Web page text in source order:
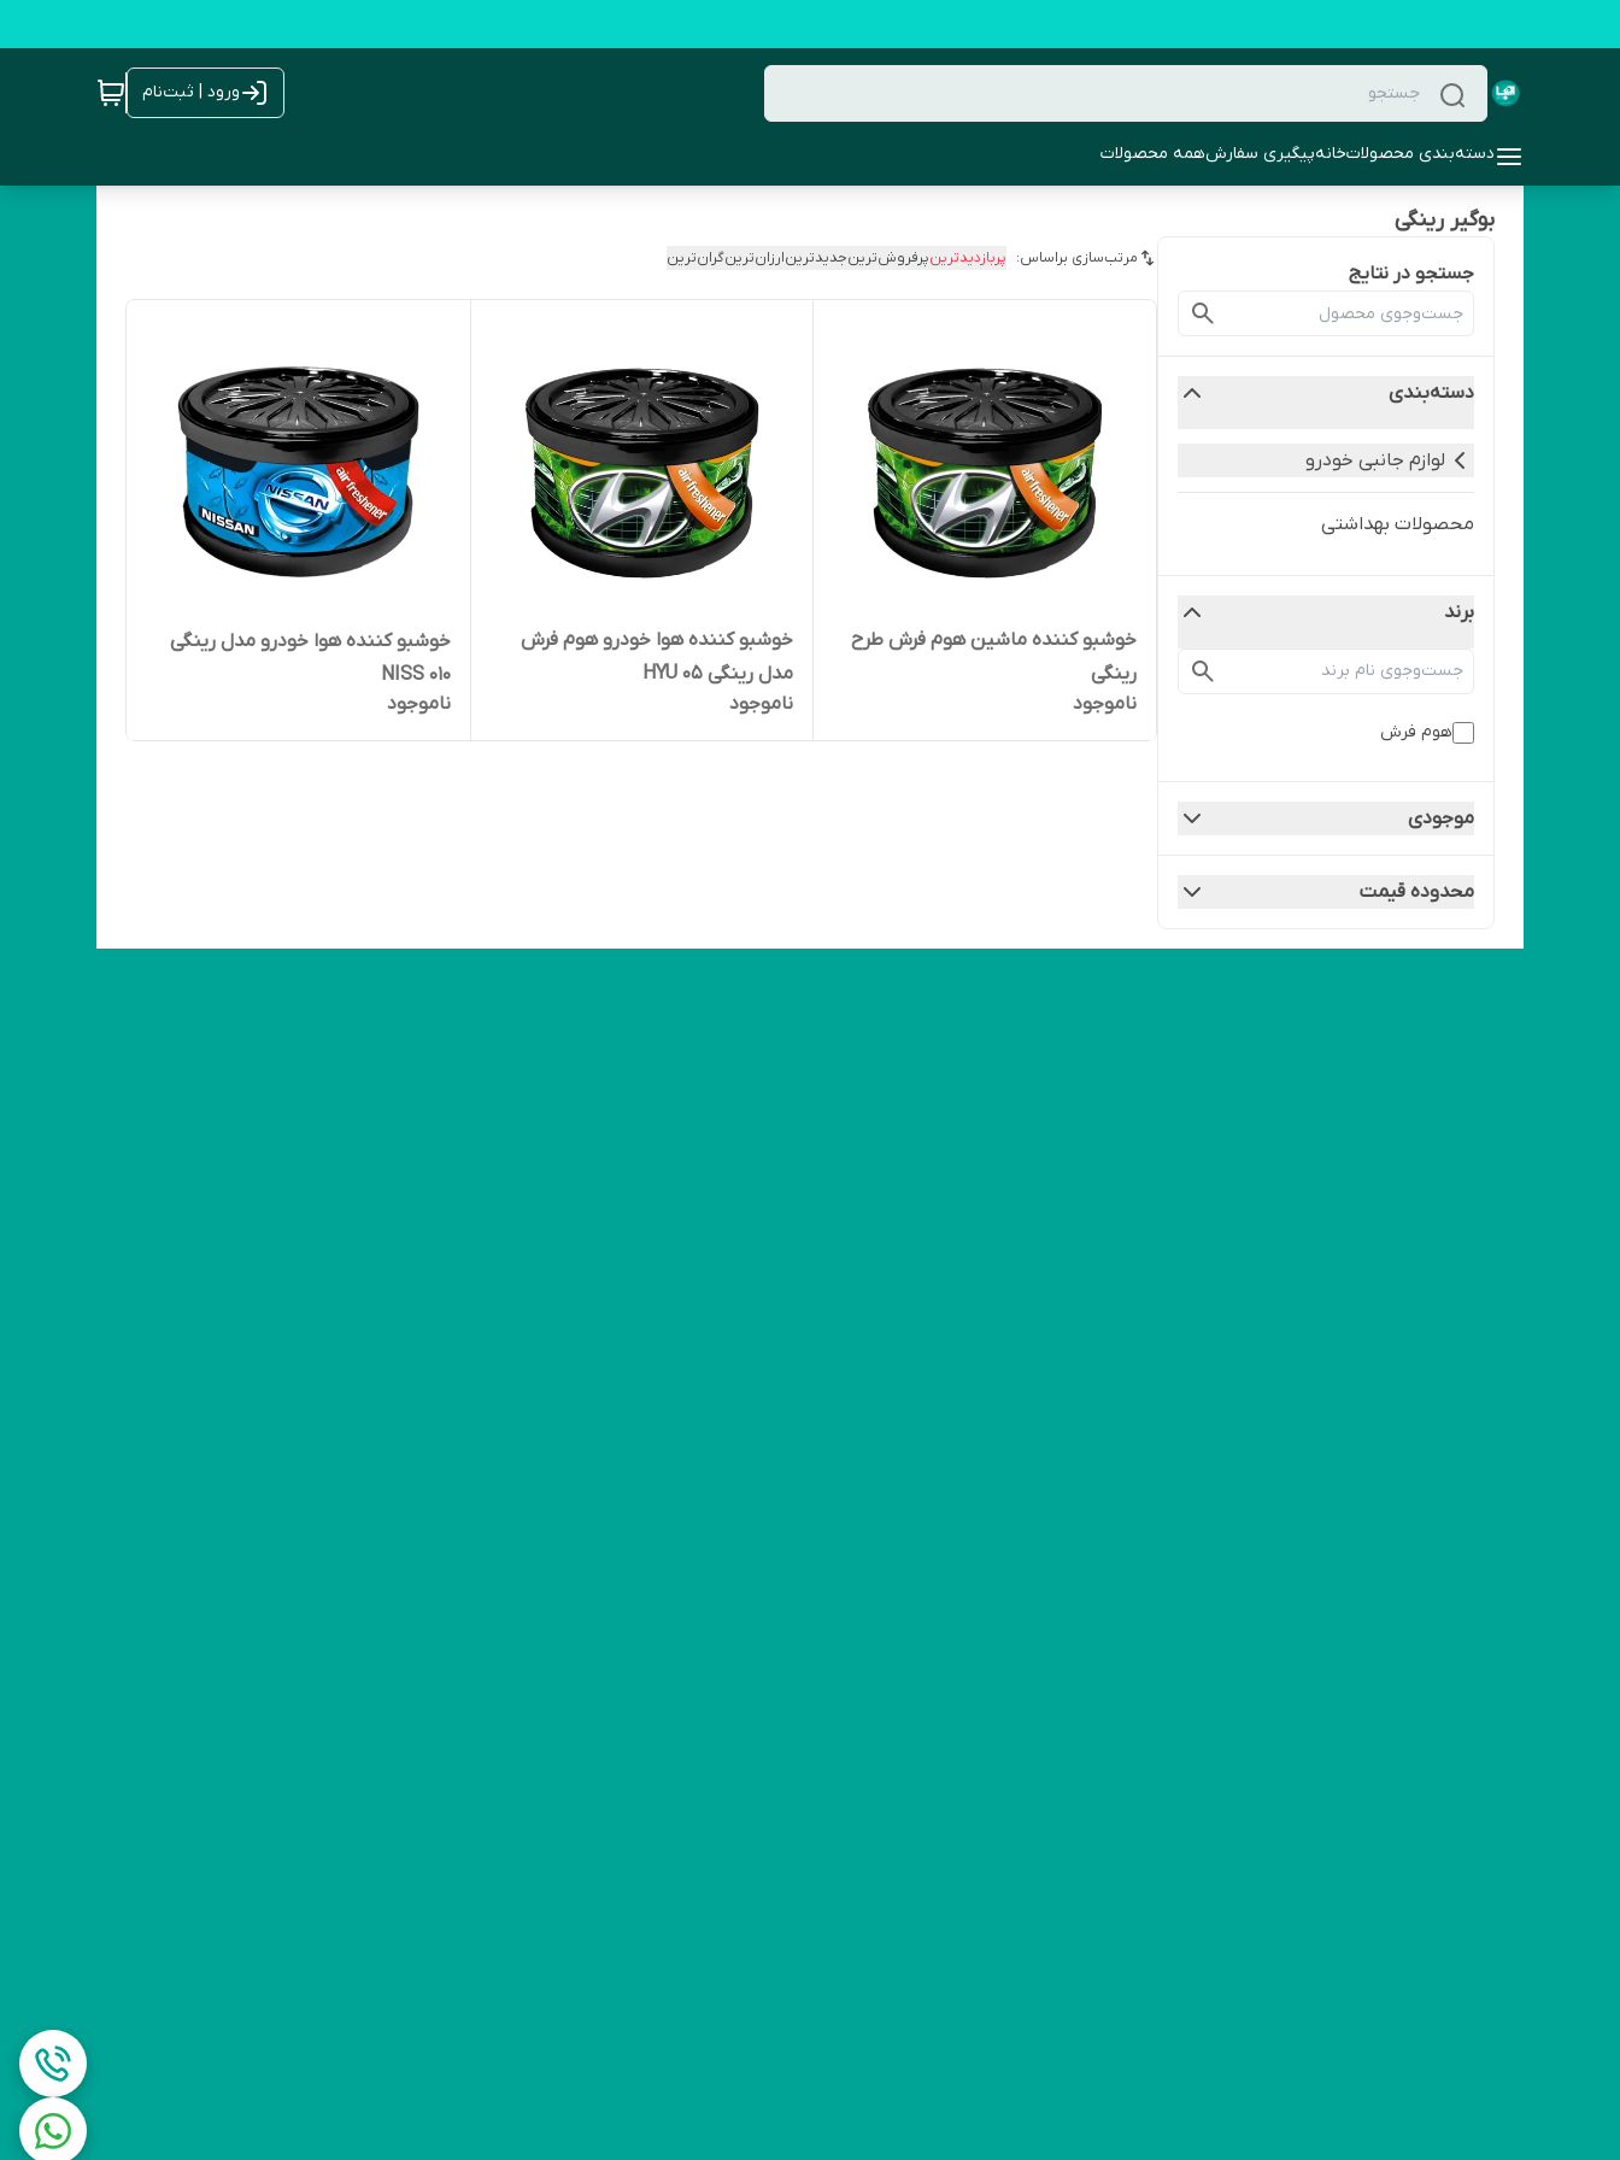
ورود | ثبت‌نام
دسته‌بندی محصولاتخانهپیگیری سفارشهمه محصولات
بوگیر رینگی
جستجو در نتایج
دسته‌بندی
لوازم جانبی خودرو
محصولات بهداشتی
برند
هوم فرش
موجودی
محدوده قیمت
مرتب‌سازی براساس: پربازدیدترینپرفروش‌ترینجدیدترینارزان‌ترینگران‌ترین
خوشبو کننده ماشین هوم فرش طرح
رینگی
ناموجود
خوشبو کننده هوا خودرو هوم فرش
مدل رینگی HYU 05
ناموجود
خوشبو کننده هوا خودرو مدل رینگی
NISS 010
ناموجود